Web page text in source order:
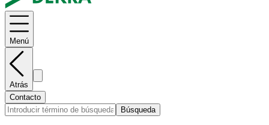
Menú
Atrás
Contacto
Búsqueda